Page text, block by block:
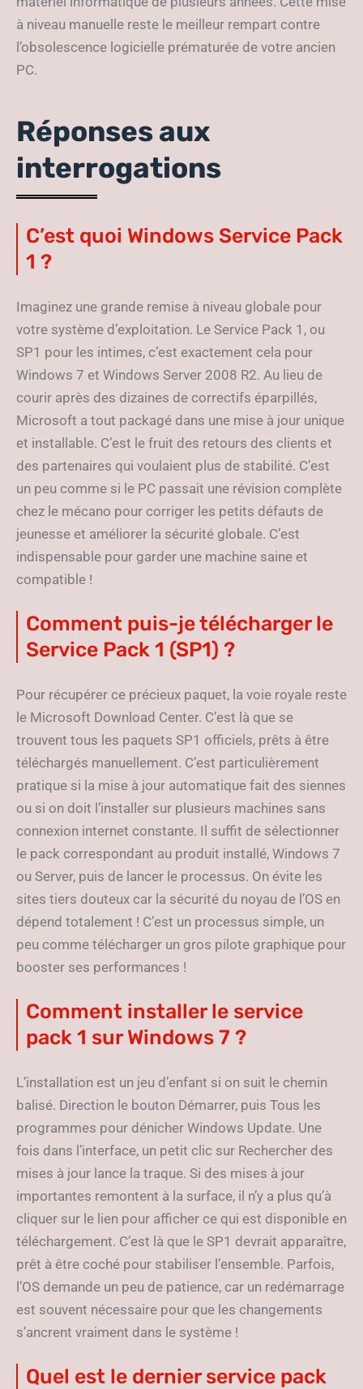
à niveau manuelle reste le meilleur rempart contre
l’obsolescence logicielle prématurée de votre ancien
PC.
Réponses aux
interrogations
C’est quoi Windows Service Pack
1 ?
Imaginez une grande remise à niveau globale pour
votre système d’exploitation. Le Service Pack 1, ou
SP1 pour les intimes, c’est exactement cela pour
Windows 7 et Windows Server 2008 R2. Au lieu de
courir après des dizaines de correctifs éparpillés,
Microsoft a tout packagé dans une mise à jour unique
et installable. C’est le fruit des retours des clients et
des partenaires qui voulaient plus de stabilité. C’est
un peu comme si le PC passait une révision complète
chez le mécano pour corriger les petits défauts de
jeunesse et améliorer la sécurité globale. C’est
indispensable pour garder une machine saine et
compatible !
Comment puis-je télécharger le
Service Pack 1 (SP1) ?
Pour récupérer ce précieux paquet, la voie royale reste
le Microsoft Download Center. C’est là que se
trouvent tous les paquets SP1 officiels, prêts à être
téléchargés manuellement. C’est particulièrement
pratique si la mise à jour automatique fait des siennes
ou si on doit l’installer sur plusieurs machines sans
connexion internet constante. Il suffit de sélectionner
le pack correspondant au produit installé, Windows 7
ou Server, puis de lancer le processus. On évite les
sites tiers douteux car la sécurité du noyau de l’OS en
dépend totalement ! C’est un processus simple, un
peu comme télécharger un gros pilote graphique pour
booster ses performances !
Comment installer le service
pack 1 sur Windows 7 ?
L’installation est un jeu d’enfant si on suit le chemin
balisé. Direction le bouton Démarrer, puis Tous les
programmes pour dénicher Windows Update. Une
fois dans l’interface, un petit clic sur Rechercher des
mises à jour lance la traque. Si des mises à jour
importantes remontent à la surface, il n’y a plus qu’à
cliquer sur le lien pour afficher ce qui est disponible en
téléchargement. C’est là que le SP1 devrait apparaître,
prêt à être coché pour stabiliser l’ensemble. Parfois,
l’OS demande un peu de patience, car un redémarrage
est souvent nécessaire pour que les changements
s’ancrent vraiment dans le système !
Quel est le dernier service pack